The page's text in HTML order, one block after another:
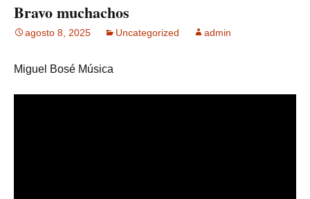
Bravo muchachos
agosto 8, 2025 Uncategorized admin
Miguel Bosé Música